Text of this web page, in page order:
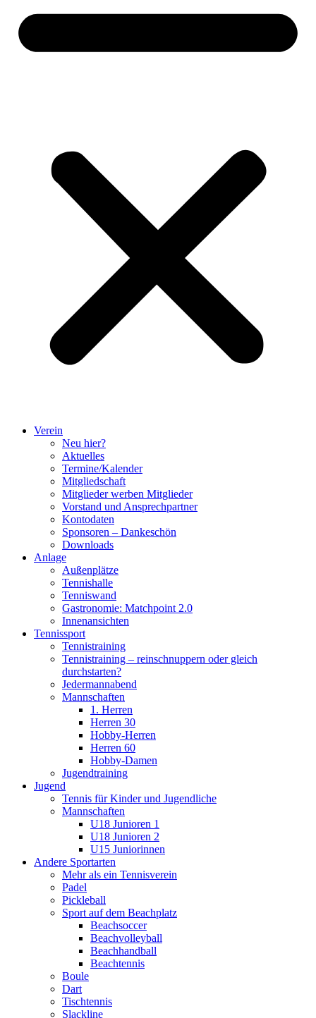
Verein
Neu hier?
Aktuelles
Termine/Kalender
Mitgliedschaft
Mitglieder werben Mitglieder
Vorstand und Ansprechpartner
Kontodaten
Sponsoren – Dankeschön
Downloads
Anlage
Außenplätze
Tennishalle
Tenniswand
Gastronomie: Matchpoint 2.0
Innenansichten
Tennissport
Tennistraining
Tennistraining – reinschnuppern oder gleich
durchstarten?
Jedermannabend
Mannschaften
1. Herren
Herren 30
Hobby-Herren
Herren 60
Hobby-Damen
Jugendtraining
Jugend
Tennis für Kinder und Jugendliche
Mannschaften
U18 Junioren 1
U18 Junioren 2
U15 Juniorinnen
Andere Sportarten
Mehr als ein Tennisverein
Padel
Pickleball
Sport auf dem Beachplatz
Beachsoccer
Beachvolleyball
Beachhandball
Beachtennis
Boule
Dart
Tischtennis
Slackline